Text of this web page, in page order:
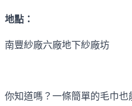
地點：
南豐紗廠六廠地下紗廠坊
你知道嗎？一條簡單的毛巾